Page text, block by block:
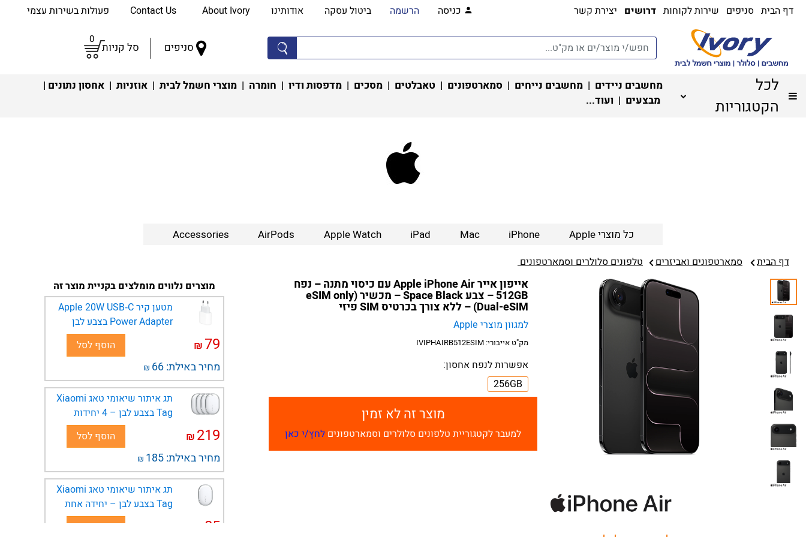
דף הבית סניפים שירות לקוחות דרושים יצירת קשר כניסה הרשמה ביטול עסקה אודותינו About Ivory פעולות בשירות עצמי
סניפים סל קניות
0
לכל
הקטגוריות
מחשבים ניידים | מחשבים נייחים | סמארטפונים | טאבלטים | מסכים | מדפסות ודיו | חומרה | מוצרי חשמל לבית | אוזניות | אחסון נתונים |
מבצעים | ועוד...
כל מוצרי Apple iPhone
Mac
iPad
Apple Watch
AirPods
Accessories
דף הבית סמארטפונים ואביזרים טלפונים סלולרים וסמארטפונים ‏
אייפון אייר Apple iPhone Air עם כיסוי מתנה – נפח
512GB – צבע Space Black – מכשיר (eSIM only
(Dual-eSIM – ללא צורך בכרטיס SIM פיזי
למגוון מוצרי Apple
מק"ט אייבורי: IVIPHAIRB512ESIM
אפשרות לנפח אחסון:
256GB
מוצר זה לא זמין
למעבר לקטגוריית טלפונים סלולרים וסמארטפונים לחץ/י כאן
מוצרים נלווים מומלצים בקניית מוצר זה
מטען קיר Apple 20W USB‑C
Power Adapter בצבע לבן
79
₪
מחיר באילת:66
₪
הוסף לסל
תג איתור שיאומי טאג Xiaomi
Tag בצבע לבן – 4 יחידות
219
₪
מחיר באילת:185
₪
הוסף לסל
תג איתור שיאומי טאג Xiaomi
Tag בצבע לבן – יחידה אחת
85 הוסף לסל